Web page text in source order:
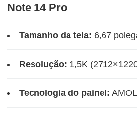
Note 14 Pro
Tamanho da tela: 6,67
Resolução: 1,5K
Tecnologia do painel: